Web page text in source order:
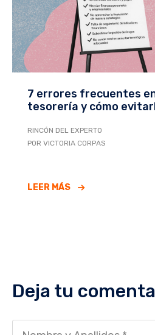
7 errores frecuentes
tesorería y cómo
RINCÓN DEL EXPERTO
POR VICTORIA CORPAS
LEER MÁS
Deja tu